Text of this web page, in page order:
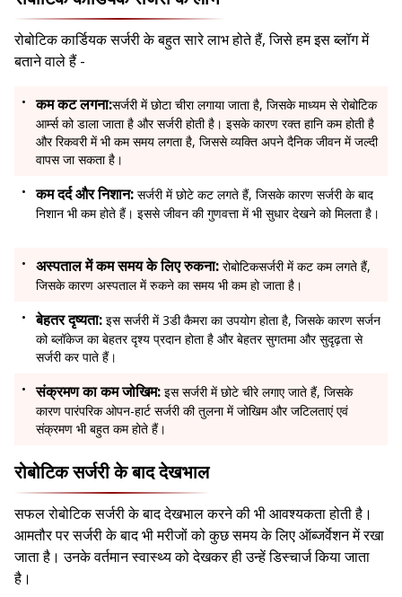
रोबोटिक कार्डियक सर्जरी के बहुत सारे लाभ होते हैं, जिसे हम इस ब्लॉग में
बताने वाले हैं -
कम कट लगना:सर्जरी में छोटा चीरा लगाया जाता है, जिसके माध्यम से रोबोटिक
आर्म्स को डाला जाता है और सर्जरी होती है। इसके कारण रक्त हानि कम होती है
और रिकवरी में भी कम समय लगता है, जिससे व्यक्ति अपने दैनिक जीवन में जल्दी
वापस जा सकता है।
कम दर्द और निशान: सर्जरी में छोटे कट लगते हैं, जिसके कारण सर्जरी के बाद
निशान भी कम होते हैं। इससे जीवन की गुणवत्ता में भी सुधार देखने को मिलता है।
अस्पताल में कम समय के लिए रुकना: रोबोटिकसर्जरी में कट कम लगते हैं,
जिसके कारण अस्पताल में रुकने का समय भी कम हो जाता है।
बेहतर दृष्यता: इस सर्जरी में 3डी कैमरा का उपयोग होता है, जिसके कारण सर्जन
को ब्लॉकेज का बेहतर दृश्य प्रदान होता है और बेहतर सुगतमा और सुदृढ़ता से
सर्जरी कर पाते हैं।
संक्रमण का कम जोखिम: इस सर्जरी में छोटे चीरे लगाए जाते हैं, जिसके
कारण पारंपरिक ओपन-हार्ट सर्जरी की तुलना में जोखिम और जटिलताएं एवं
संक्रमण भी बहुत कम होते हैं।
रोबोटिक सर्जरी के बाद देखभाल
सफल रोबोटिक सर्जरी के बाद देखभाल करने की भी आवश्यकता होती है।
आमतौर पर सर्जरी के बाद भी मरीजों को कुछ समय के लिए ऑब्जर्वेशन में रखा
जाता है। उनके वर्तमान स्वास्थ्य को देखकर ही उन्हें डिस्चार्ज किया जाता
है।